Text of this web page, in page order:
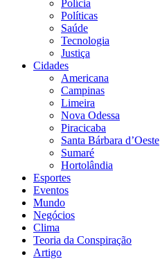
Polícia
Políticas
Saúde
Tecnologia
Justiça
Cidades
Americana
Campinas
Limeira
Nova Odessa
Piracicaba
Santa Bárbara d’Oeste
Sumaré
Hortolândia
Esportes
Eventos
Mundo
Negócios
Clima
Teoria da Conspiração
Artigo